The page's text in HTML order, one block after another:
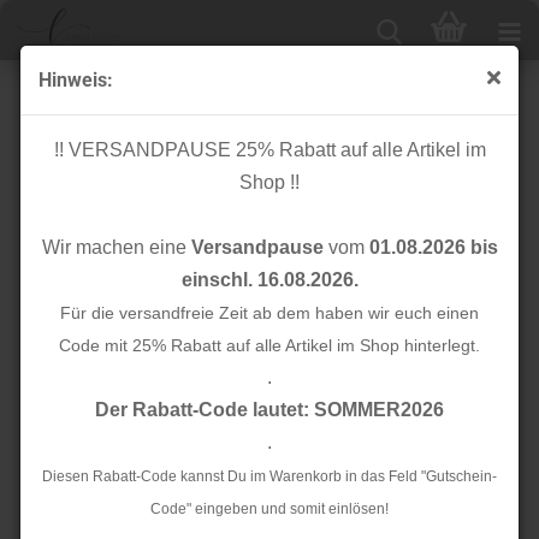
Hinweis:
!! VERSANDPAUSE 25% Rabatt auf alle Artikel im
Shop !!
Wir machen eine Versandpausevom 01.08.2026 bis
einschl. 16.08.2026.
Für die versandfreie Zeit ab dem haben wir euch einen
Code mit 25% Rabatt auf alle Artikel im Shop hinterlegt.
.
Der Rabatt-Code lautet: SOMMER2026
.
Diesen Rabatt-Code kannst Du im Warenkorb in das Feld "Gutschein-
Code" eingeben und somit einlösen!
Wollwalk - dusty mint